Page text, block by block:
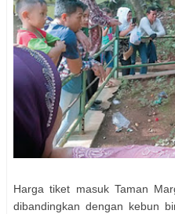
Harga tiket masuk Taman
dibandingkan dengan kebun